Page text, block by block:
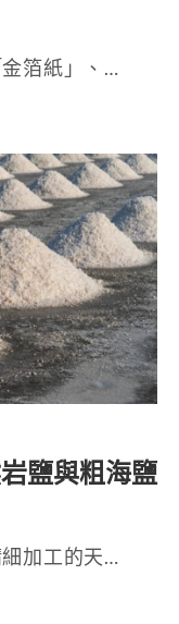
箔紙」、…
鹽與粗海鹽
加工的天…